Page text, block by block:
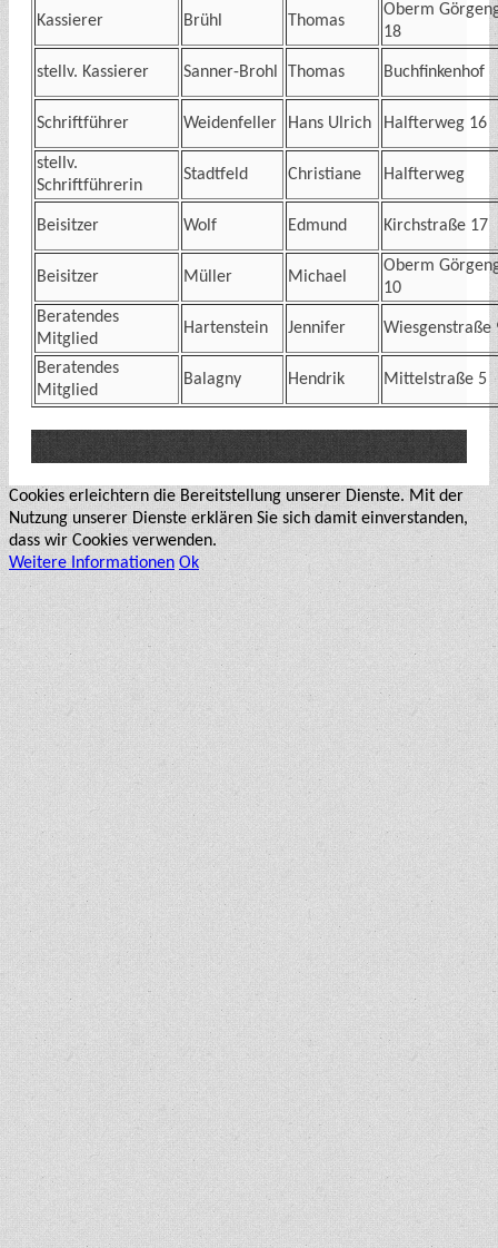
Kassierer Brühl Thomas
Oberm
18
stellv. Kassierer Sanner-Brohl Thomas Buchfinkenhof
Schriftführer Weidenfeller Hans Ulrich Halfterweg 16
stellv.
Schriftführerin
Stadtfeld Christiane Halfterweg
Beisitzer Wolf Edmund Kirchstraße 17
Beisitzer Müller Michael
Oberm
10
Beratendes
Mitglied
Hartenstein Jennifer Wiesgenstraße
Beratendes
Mitglied
Balagny Hendrik Mittelstraße 5
Cookies erleichtern die Bereitstellung unserer Dienste. Mit der
Nutzung unserer Dienste erklären Sie sich damit einverstanden,
dass wir Cookies verwenden.
Weitere Informationen Ok